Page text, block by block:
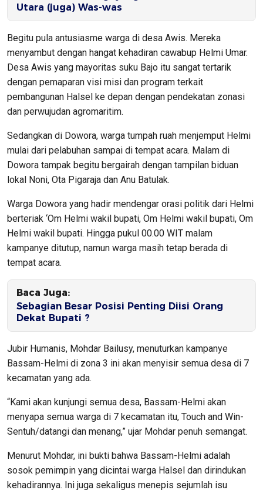
Utara (juga) Was-was
Begitu pula antusiasme warga di desa Awis. Mereka
menyambut dengan hangat kehadiran cawabup Helmi Umar.
Desa Awis yang mayoritas suku Bajo itu sangat tertarik
dengan pemaparan visi misi dan program terkait
pembangunan Halsel ke depan dengan pendekatan zonasi
dan perwujudan agromaritim.
Sedangkan di Dowora, warga tumpah ruah menjemput Helmi
mulai dari pelabuhan sampai di tempat acara. Malam di
Dowora tampak begitu bergairah dengan tampilan biduan
lokal Noni, Ota Pigaraja dan Anu Batulak.
Warga Dowora yang hadir mendengar orasi politik dari Helmi
berteriak ‘Om Helmi wakil bupati, Om Helmi wakil bupati, Om
Helmi wakil bupati. Hingga pukul 00.00 WIT malam
kampanye ditutup, namun warga masih tetap berada di
tempat acara.
Baca Juga:
Sebagian Besar Posisi Penting Diisi Orang
Dekat Bupati ?
Jubir Humanis, Mohdar Bailusy, menuturkan kampanye
Bassam-Helmi di zona 3 ini akan menyisir semua desa di 7
kecamatan yang ada.
“Kami akan kunjungi semua desa, Bassam-Helmi akan
menyapa semua warga di 7 kecamatan itu, Touch and Win-
Sentuh/datangi dan menang,” ujar Mohdar penuh semangat.
Menurut Mohdar, ini bukti bahwa Bassam-Helmi adalah
sosok pemimpin yang dicintai warga Halsel dan dirindukan
kehadirannya. Ini juga sekaligus menepis sejumlah isu